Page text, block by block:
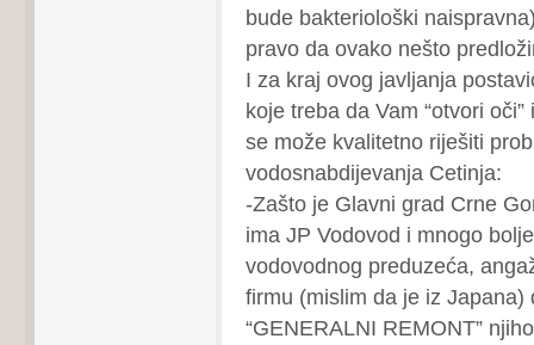
bude bakteriološki
pravo da ovako nešto
I za kraj ovog javljanja
koje treba da Vam “otvori
se može kvalitetno riješiti
vodosnabdijevanja Cetinja:
-Zašto je Glavni grad Crne
ima JP Vodovod i mnogo
vodovodnog preduzeća,
firmu (mislim da je iz Japana)
“GENERALNI REMONT”